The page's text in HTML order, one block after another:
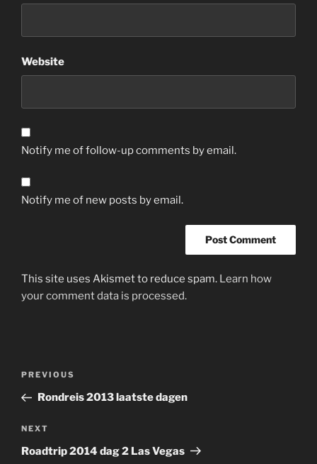
Website
Notify me of follow-up comments by email.
Notify me of new posts by email.
This site uses Akismet to reduce spam. Learn how
your comment data is processed.
Previous
Post
PREVIOUS
Rondreis 2013 laatste dagen
Next
Post
NEXT
Roadtrip 2014 dag 2 Las Vegas